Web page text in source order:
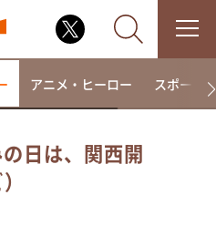
アニメ・ヒーロー スポーツ
日は、関西開